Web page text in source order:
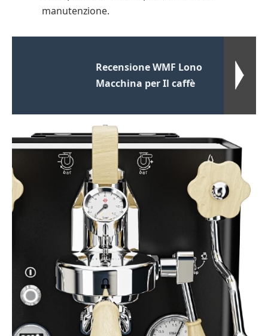
manutenzione.
Recensione WMF Lono
Macchina per Il caffè